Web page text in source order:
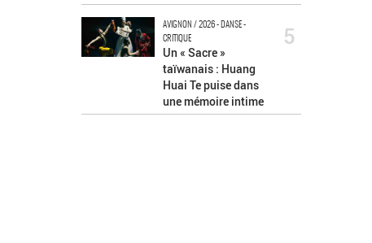
AVIGNON / 2026 - DANSE -
CRITIQUE
Un « Sacre »
taïwanais : Huang
Huai Te puise dans
une mémoire intime
5